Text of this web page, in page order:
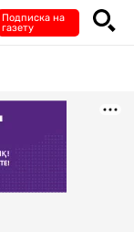
Подписка на
газету